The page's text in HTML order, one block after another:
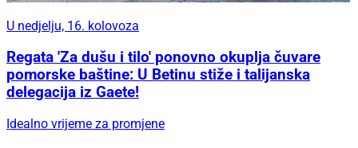
U nedjelju, 16. kolovoza
Regata 'Za dušu i tilo' ponovno okuplja čuvare
pomorske baštine: U Betinu stiže i talijanska
delegacija iz Gaete!
Idealno vrijeme za promjene